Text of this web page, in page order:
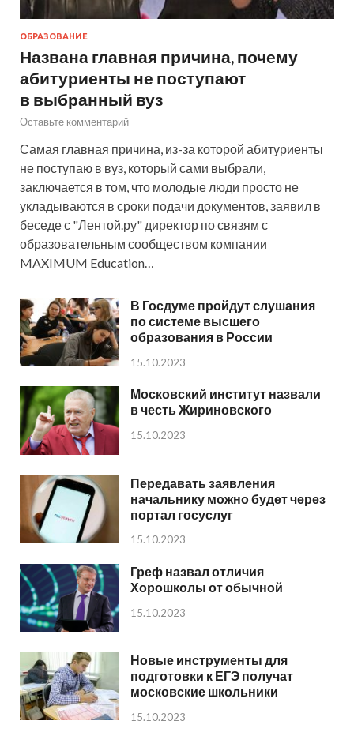
ОБРАЗОВАНИЕ
Названа главная причина, почему
абитуриенты не поступают
в выбранный вуз
Оставьте комментарий
Самая главная причина, из-за которой абитуриенты
не поступаю в вуз, который сами выбрали,
заключается в том, что молодые люди просто не
укладываются в сроки подачи документов, заявил в
беседе с "Лентой.ру" директор по связям с
образовательным сообществом компании
MAXIMUM Education…
В Госдуме пройдут слушания
по системе высшего
образования в России
15.10.2023
Московский институт назвали
в честь Жириновского
15.10.2023
Передавать заявления
начальнику можно будет через
портал госуслуг
15.10.2023
Греф назвал отличия
Хорошколы от обычной
15.10.2023
Новые инструменты для
подготовки к ЕГЭ получат
московские школьники
15.10.2023